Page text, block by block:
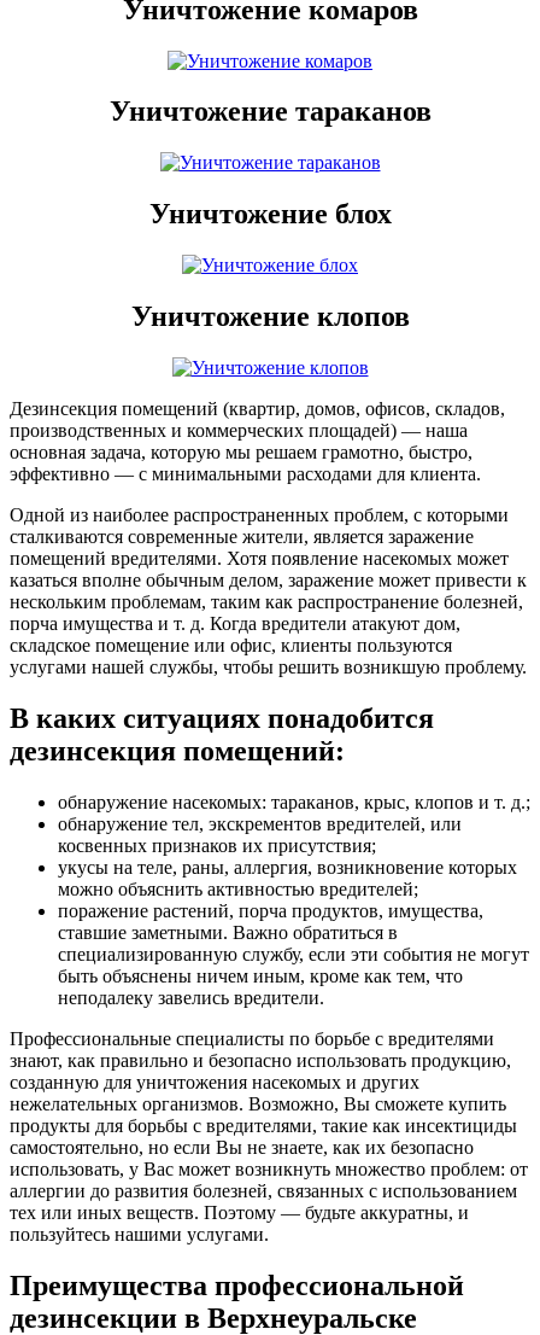
Уничтожение комаров
Уничтожение тараканов
Уничтожение блох
Уничтожение клопов
Дезинсекция помещений (квартир, домов, офисов, складов,
производственных и коммерческих площадей) — наша
основная задача, которую мы решаем грамотно, быстро,
эффективно — с минимальными расходами для клиента.
Одной из наиболее распространенных проблем, с которыми
сталкиваются современные жители, является заражение
помещений вредителями. Хотя появление насекомых может
казаться вполне обычным делом, заражение может привести к
нескольким проблемам, таким как распространение болезней,
порча имущества и т. д. Когда вредители атакуют дом,
складское помещение или офис, клиенты пользуются
услугами нашей службы, чтобы решить возникшую проблему.
В каких ситуациях понадобится
дезинсекция помещений:
обнаружение насекомых: тараканов, крыс, клопов и т. д.;
обнаружение тел, экскрементов вредителей, или
косвенных признаков их присутствия;
укусы на теле, раны, аллергия, возникновение которых
можно объяснить активностью вредителей;
поражение растений, порча продуктов, имущества,
ставшие заметными. Важно обратиться в
специализированную службу, если эти события не могут
быть объяснены ничем иным, кроме как тем, что
неподалеку завелись вредители.
Профессиональные специалисты по борьбе с вредителями
знают, как правильно и безопасно использовать продукцию,
созданную для уничтожения насекомых и других
нежелательных организмов. Возможно, Вы сможете купить
продукты для борьбы с вредителями, такие как инсектициды
самостоятельно, но если Вы не знаете, как их безопасно
использовать, у Вас может возникнуть множество проблем: от
аллергии до развития болезней, связанных с использованием
тех или иных веществ. Поэтому — будьте аккуратны, и
пользуйтесь нашими услугами.
Преимущества профессиональной
дезинсекции в Верхнеуральске